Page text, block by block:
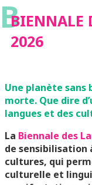
BBIENNALE
2026
Une planète sans
morte. Que dire
langues et des
La Biennale des
de sensibilisation
cultures, qui
culturelle et